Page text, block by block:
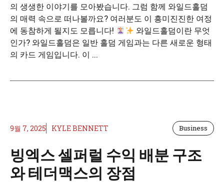
의 생생한 이야기를 모아봤습니다. 그럼 함께 와일드홀덤
의 매력 속으로 떠나볼까요? 여러분도 이 흥미진진한 여정
에 동참하게 될지도 모릅니다!
와일드홀덤이란 무엇
인가? 와일드홀덤은 일반 홀덤 게임과는 다른 새로운 형태
의 카드 게임입니다. 이 ...
9월 7, 2025 KYLE BENNETT Business
빙엑스 셀퍼럴 수익 배분 구조
와 테더맥스의 장점